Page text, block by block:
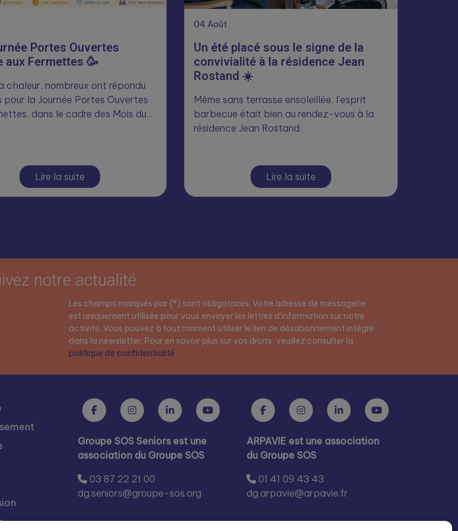
Portes Ouvertes
aux Fermettes 🥳
chaleur, nombreux ont répondu
pour la Journée Portes Ouvertes
dans le cadre des Mois du…
Lire la suite
04 Août
Un été placé sous le signe de la
convivialité à la résidence Jean
Rostand ☀️
Même sans terrasse ensoleillée, l’esprit
barbecue était bien au rendez-vous à la
résidence Jean Rostand
Lire la suite
notre actualité
Les champs marqués par (*) sont obligatoires. Votre adresse de messagerie
est uniquement utilisée pour vous envoyer les lettres d’information sur notre
activité. Vous pouvez à tout moment utiliser le lien de désabonnement intégré
dans la newsletter. Pour en savoir plus sur vos droits, veuillez consulter la
politique de confidentialité.
Groupe SOS Seniors est une
association du Groupe SOS
03 87 22 21 00
dg.seniors@groupe-sos.org
ARPAVIE est une association
du Groupe SOS
01 41 09 43 43
dg.arpavie@arpavie.fr